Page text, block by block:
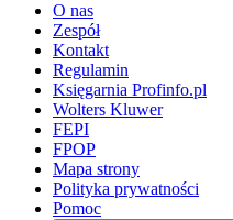
O nas
Zespół
Kontakt
Regulamin
Księgarnia Profinfo.pl
Wolters Kluwer
FEPI
FPOP
Mapa strony
Polityka prywatności
Pomoc